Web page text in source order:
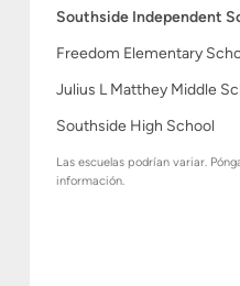
Southside Independent
Freedom Elementary
Julius L Matthey Middle
Southside High School
Las escuelas podrían variar.
información.